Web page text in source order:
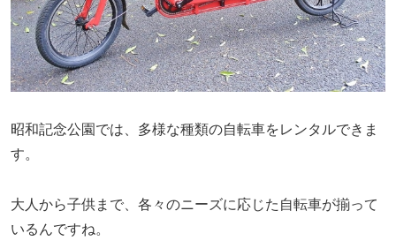
昭和記念公園では、多様な種類の自転車をレンタルできま
す。
大人から子供まで、各々のニーズに応じた自転車が揃って
いるんですね。